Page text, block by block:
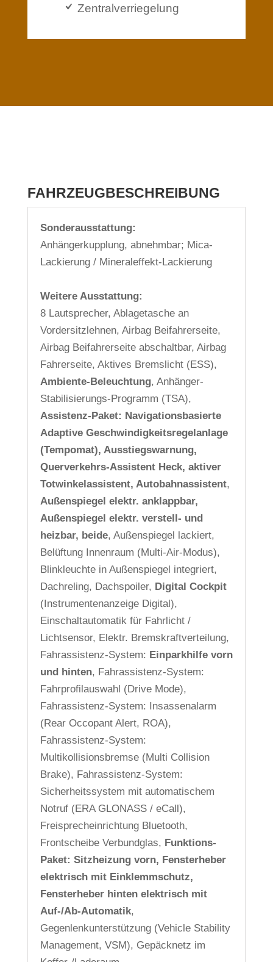
Zentralverriegelung
FAHRZEUGBESCHREIBUNG
Sonderausstattung:
Anhängerkupplung, abnehmbar; Mica-
Lackierung / Mineraleffekt-Lackierung
Weitere Ausstattung:
8 Lautsprecher, Ablagetasche an
Vordersitzlehnen, Airbag Beifahrerseite,
Airbag Beifahrerseite abschaltbar, Airbag
Fahrerseite, Aktives Bremslicht (ESS),
Ambiente-Beleuchtung, Anhänger-
Stabilisierungs-Programm (TSA),
Assistenz-Paket: Navigationsbasierte
Adaptive Geschwindigkeitsregelanlage
(Tempomat), Ausstiegswarnung,
Querverkehrs-Assistent Heck, aktiver
Totwinkelassistent, Autobahnassistent,
Außenspiegel elektr. anklappbar,
Außenspiegel elektr. verstell- und
heizbar, beide, Außenspiegel lackiert,
Belüftung Innenraum (Multi-Air-Modus),
Blinkleuchte in Außenspiegel integriert,
Dachreling, Dachspoiler, Digital Cockpit
(Instrumentenanzeige Digital),
Einschaltautomatik für Fahrlicht /
Lichtsensor, Elektr. Bremskraftverteilung,
Fahrassistenz-System: Einparkhilfe vorn
und hinten, Fahrassistenz-System:
Fahrprofilauswahl (Drive Mode),
Fahrassistenz-System: Insassenalarm
(Rear Occopant Alert, ROA),
Fahrassistenz-System:
Multikollisionsbremse (Multi Collision
Brake), Fahrassistenz-System:
Sicherheitssystem mit automatischem
Notruf (ERA GLONASS / eCall),
Freisprecheinrichtung Bluetooth,
Frontscheibe Verbundglas, Funktions-
Paket: Sitzheizung vorn, Fensterheber
elektrisch mit Einklemmschutz,
Fensterheber hinten elektrisch mit
Auf-/Ab-Automatik,
Gegenlenkunterstützung (Vehicle Stability
Management, VSM), Gepäcknetz im